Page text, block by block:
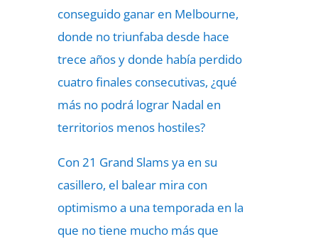
conseguido ganar en Melbourne,
donde no triunfaba desde hace
trece años y donde había perdido
cuatro finales consecutivas, ¿qué
más no podrá lograr Nadal en
territorios menos hostiles?
Con 21 Grand Slams ya en su
casillero, el balear mira con
optimismo a una temporada en la
que no tiene mucho más que